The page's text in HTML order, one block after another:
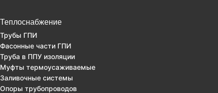
Теплоснабжение
Трубы ГПИ
Фасонные части ГПИ
Труба в ППУ изоляции
Муфты термоусаживаемые
Заливочные системы
Опоры трубопроводов